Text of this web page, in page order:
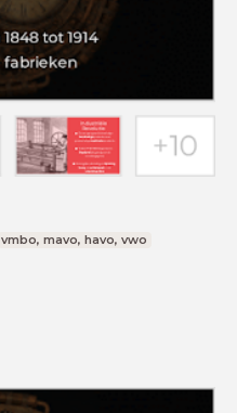
vmbo, mavo, havo, vwo